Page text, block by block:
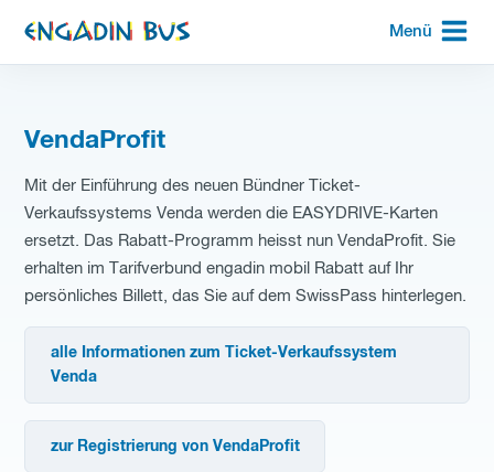
zur
Startseite
Menü
VendaProfit
Mit der Einführung des neuen Bündner Ticket-
Verkaufssystems Venda werden die EASYDRIVE-Karten
ersetzt. Das Rabatt-Programm heisst nun VendaProfit. Sie
erhalten im Tarifverbund engadin mobil Rabatt auf Ihr
persönliches Billett, das Sie auf dem SwissPass hinterlegen.
alle Informationen zum Ticket-Verkaufssystem
Venda
zur Registrierung von VendaProfit